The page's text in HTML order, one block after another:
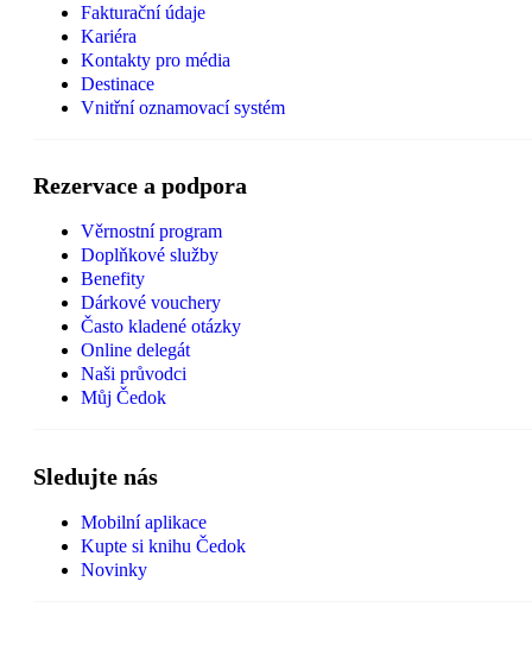
Fakturační údaje
Kariéra
Kontakty pro média
Destinace
Vnitřní oznamovací systém
Rezervace a podpora
Věrnostní program
Doplňkové služby
Benefity
Dárkové vouchery
Často kladené otázky
Online delegát
Naši průvodci
Můj Čedok
Sledujte nás
Mobilní aplikace
Kupte si knihu Čedok
Novinky